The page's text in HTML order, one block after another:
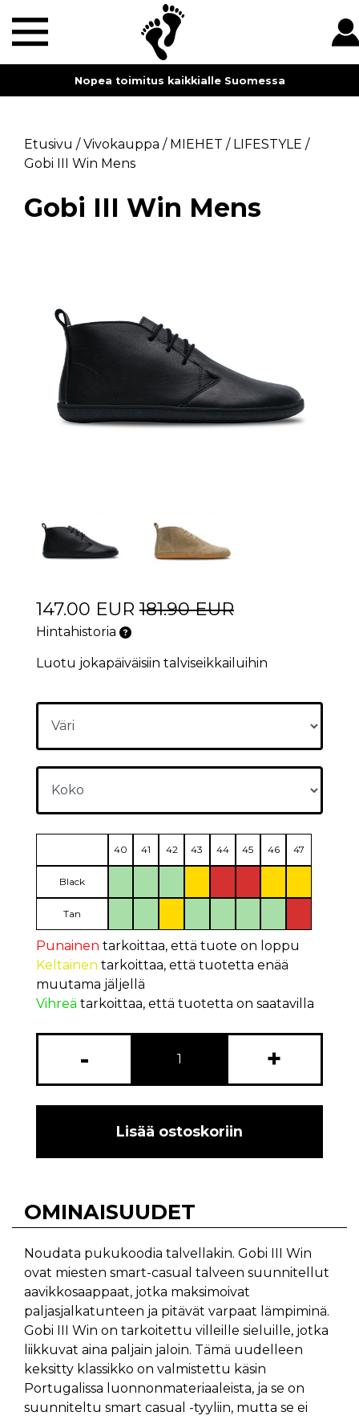
Nopea toimitus kaikkialle Suomessa
Etusivu /Vivokauppa / MIEHET / LIFESTYLE /
Gobi III Win Mens
Gobi III Win Mens
147.00 EUR 181.90 EUR
Hintahistoria
Luotu jokapäiväisiin talviseikkailuihin
40 41 42 43 44 45 46 47
Black
Tan
Punainen tarkoittaa, että tuote on loppu
Keltainen tarkoittaa, että tuotetta enää
muutama jäljellä
Vihreä tarkoittaa, että tuotetta on saatavilla
- +
Lisää ostoskoriin
OMINAISUUDET
Noudata pukukoodia talvellakin. Gobi III Win
ovat miesten smart-casual talveen suunnitellut
aavikkosaappaat, jotka maksimoivat
paljasjalkatunteen ja pitävät varpaat lämpiminä.
Gobi III Win on tarkoitettu villeille sieluille, jotka
liikkuvat aina paljain jaloin. Tämä uudelleen
keksitty klassikko on valmistettu käsin
Portugalissa luonnonmateriaaleista, ja se on
suunniteltu smart casual -tyyliin, mutta se ei